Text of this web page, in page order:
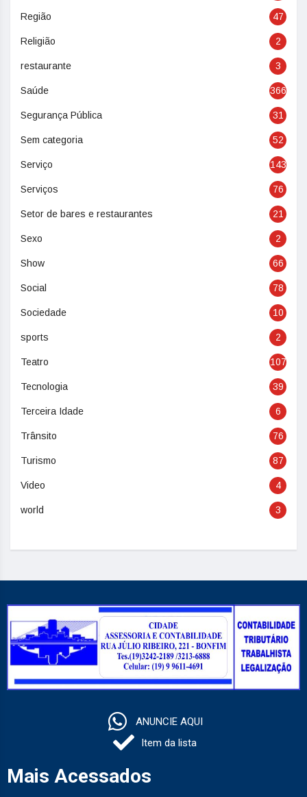
Região 47
Religião 2
restaurante 3
Saúde 366
Segurança Pública 31
Sem categoria 52
Serviço 143
Serviços 76
Setor de bares e restaurantes 21
Sexo 2
Show 66
Social 78
Sociedade 10
sports 2
Teatro 107
Tecnologia 39
Terceira Idade 6
Trânsito 76
Turismo 87
Video 4
world 3
ANUNCIE AQUI
Item da lista
Mais Acessados